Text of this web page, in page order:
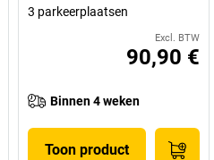
3 parkeerplaatsen
Excl. BTW
90,90 €
Binnen 4 weken
Toon product